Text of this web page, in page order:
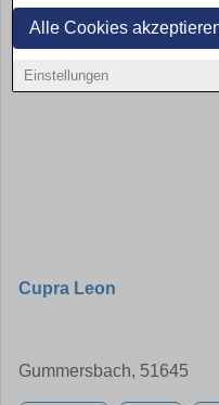
Alle Cookies
Einstellungen
Cupra Leon
Gummersbach, 51645